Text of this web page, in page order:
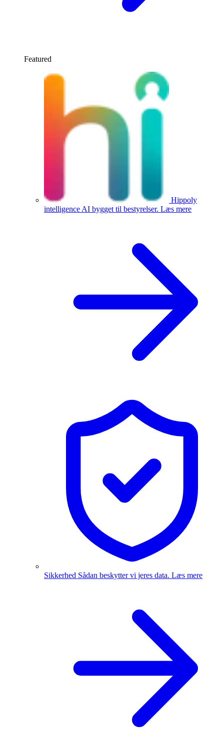
Featured
Hippoly
intelligence AI bygget til bestyrelser. Læs mere
Sikkerhed Sådan beskytter vi jeres data. Læs mere